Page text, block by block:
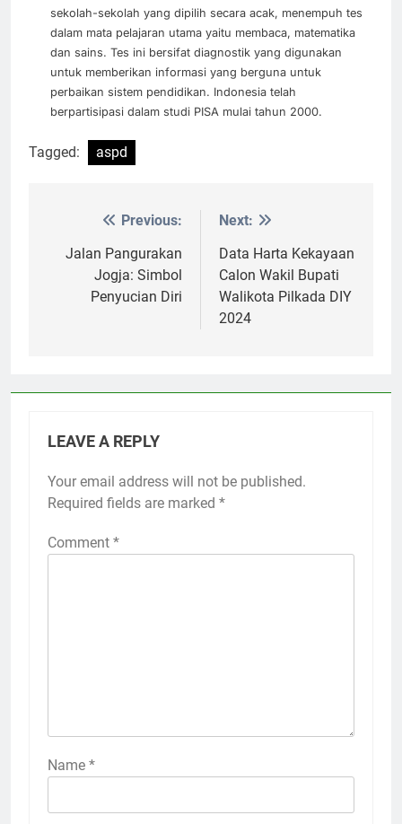
sekolah-sekolah yang dipilih secara acak, menempuh tes
dalam mata pelajaran utama yaitu membaca, matematika
dan sains. Tes ini bersifat diagnostik yang digunakan
untuk memberikan informasi yang berguna untuk
perbaikan sistem pendidikan. Indonesia telah
berpartisipasi dalam studi PISA mulai tahun 2000.
Tagged: aspd
navigation
Previous:
Jalan Pangurakan
Jogja: Simbol
Penyucian Diri
Next:
Data Harta Kekayaan
Calon Wakil Bupati
Walikota Pilkada DIY
2024
LEAVE A REPLY
Your email address will not be published.
Required fields are marked *
Comment *
Name *